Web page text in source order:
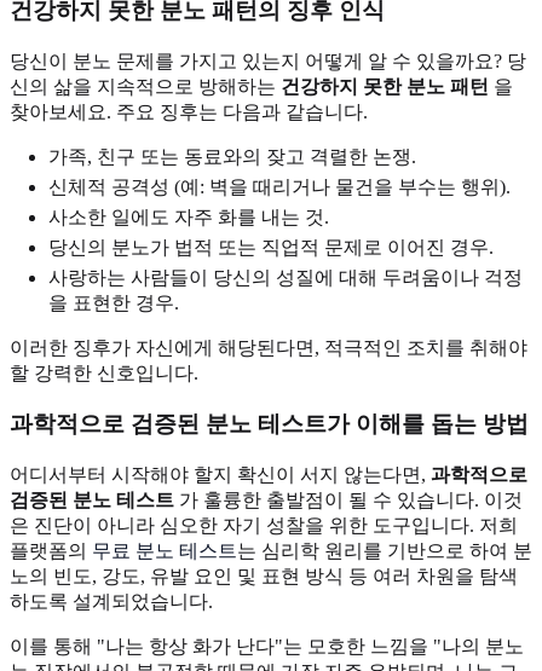
건강하지 못한 분노 패턴의 징후 인식
당신이 분노 문제를 가지고 있는지 어떻게 알 수 있을까요? 당
신의 삶을 지속적으로 방해하는 건강하지 못한 분노 패턴 을
찾아보세요. 주요 징후는 다음과 같습니다.
가족, 친구 또는 동료와의 잦고 격렬한 논쟁.
신체적 공격성 (예: 벽을 때리거나 물건을 부수는 행위).
사소한 일에도 자주 화를 내는 것.
당신의 분노가 법적 또는 직업적 문제로 이어진 경우.
사랑하는 사람들이 당신의 성질에 대해 두려움이나 걱정
을 표현한 경우.
이러한 징후가 자신에게 해당된다면, 적극적인 조치를 취해야
할 강력한 신호입니다.
과학적으로 검증된 분노 테스트가 이해를 돕는 방법
어디서부터 시작해야 할지 확신이 서지 않는다면, 과학적으로
검증된 분노 테스트 가 훌륭한 출발점이 될 수 있습니다. 이것
은 진단이 아니라 심오한 자기 성찰을 위한 도구입니다. 저희
플랫폼의 무료 분노 테스트는 심리학 원리를 기반으로 하여 분
노의 빈도, 강도, 유발 요인 및 표현 방식 등 여러 차원을 탐색
하도록 설계되었습니다.
이를 통해 "나는 항상 화가 난다"는 모호한 느낌을 "나의 분노